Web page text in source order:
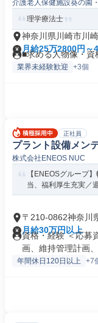
介護老人保健施設葵の園
理学療法士
神奈川県川崎市川
月給25万2800円～
■求める人物像・資
業界未経験歓迎 +3個
正社員
プラント設備メン
株式会社ENEOS NUC
【ENEOSグループ
当、福利厚生充実／
〒210-0862神奈川
月給30万円以上
資格・経験 ＜応募
画、維持管理計画、
年間休日120日以上 +7